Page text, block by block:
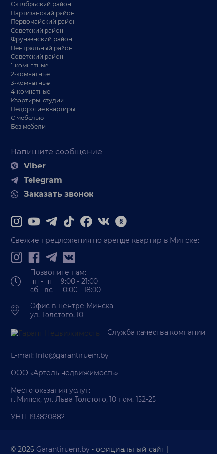
Напишите сообщение
Viber
Telegram
Заказать звонок
Октябрьский район
Партизанский район
Первомайский район
Советский район
Фрунзенский район
Центральный район
Советский район
1-комнатные
2-комнатные
3-комнатные
4-комнатные
Квартиры-студии
Недорогие квартиры
С мебелью
Без мебели
Свежие предложения по аренде квартир в Минске:
Позвоните нам:
пн - пт 9:00 - 21:00
сб - вс 10:00 - 18:00
Офис в центре Минска
ул. Толстого, 10
Служба качества компании
E-mail: Info@garantiruem.by
ООО «Артель недвижимость»
Место оказания услуг:
г. Минск, ул. Льва Толстого, 10 пом. 152-25
УНП 193820882
© 2026Garantiruem.by - официальный сайт |